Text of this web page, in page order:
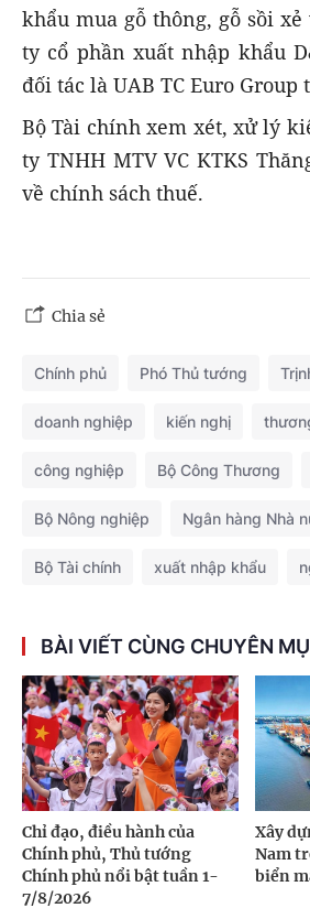
khẩu mua gỗ thông, gỗ sồi xẻ
ty cổ phần xuất nhập khẩu
đối tác là UAB TC Euro
Bộ Tài chính xem xét, xử lý
ty TNHH MTV VC KTKS
về chính sách thuế.
Chia sẻ
Chính phủ Phó Thủ tướng
doanh nghiệp kiến nghị
công nghiệp Bộ Công Thương
Bộ Nông nghiệp Ngân hàng Nhà
Bộ Tài chính xuất nhập khẩu
BÀI VIẾT CÙNG CHUYÊN
Chỉ đạo, điều hành của
Chính phủ, Thủ tướng
Chính phủ nổi bật tuần 1-
7/8/2026
Xây
Nam
biển